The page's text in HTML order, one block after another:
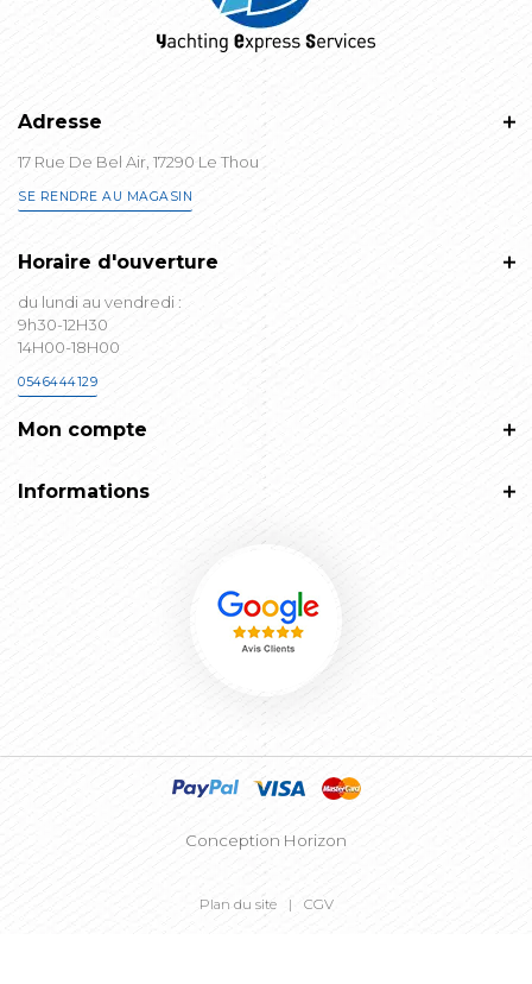
Adresse
17 Rue De Bel Air, 17290 Le Thou
SE RENDRE AU MAGASIN
Horaire d'ouverture
du lundi au vendredi :
9h30-12H30
14H00-18H00
0546444129
Mon compte
Informations
Conception Horizon
Plan du site CGV